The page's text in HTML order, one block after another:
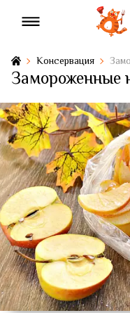
Консервация
Замороженные